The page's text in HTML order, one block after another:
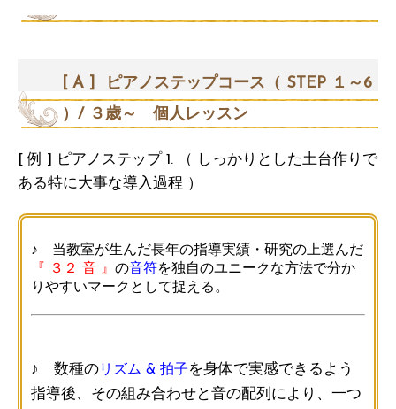
[ A ] ピアノステップコース（ STEP １～6
）/ ３歳～ 個人レッスン
[ 例 ] ピアノステップ 1. （ しっかりとした土台作りで
ある特に大事な導入過程 ）
♪ 当教室が生んだ長年の指導実績・研究の上選んだ
『 ３２ 音 』 の音符を独自のユニークな方法で分か
りやすいマークとして捉える。
♪ 数種のリズム & 拍子を身体で実感できるよう
指導後、その組み合わせと音の配列により、一つ